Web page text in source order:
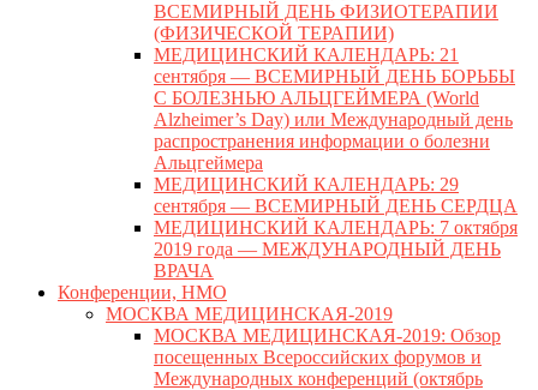
ВСЕМИРНЫЙ ДЕНЬ ФИЗИОТЕРАПИИ
(ФИЗИЧЕСКОЙ ТЕРАПИИ)
МЕДИЦИНСКИЙ КАЛЕНДАРЬ: 21
сентября — ВСЕМИРНЫЙ ДЕНЬ БОРЬБЫ
С БОЛЕЗНЬЮ АЛЬЦГЕЙМЕРА (World
Alzheimer’s Day) или Международный день
распространения информации о болезни
Альцгеймера
МЕДИЦИНСКИЙ КАЛЕНДАРЬ: 29
сентября — ВСЕМИРНЫЙ ДЕНЬ СЕРДЦА
МЕДИЦИНСКИЙ КАЛЕНДАРЬ: 7 октября
2019 года — МЕЖДУНАРОДНЫЙ ДЕНЬ
ВРАЧА
Конференции, НМО
МОСКВА МЕДИЦИНСКАЯ-2019
МОСКВА МЕДИЦИНСКАЯ-2019: Обзор
посещенных Всероссийских форумов и
Международных конференций (октябрь